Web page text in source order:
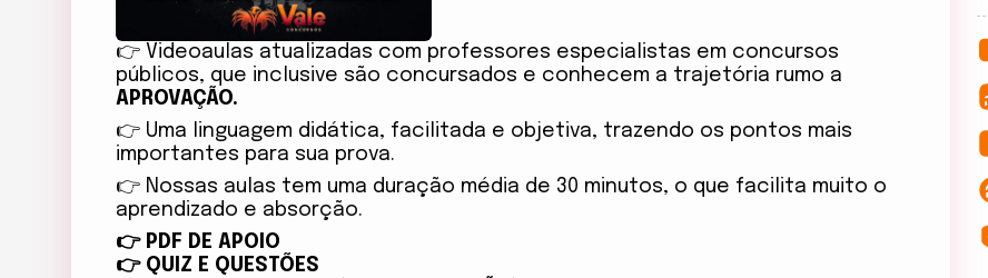
👉 Videoaulas atualizadas com professores especialistas em concursos
públicos, que inclusive são concursados e conhecem a trajetória rumo a
APROVAÇÃO.
👉 Uma linguagem didática, facilitada e objetiva, trazendo os pontos mais
importantes para sua prova.
👉 Nossas aulas tem uma duração média de 30 minutos, o que facilita muito o
aprendizado e absorção.
👉 PDF DE APOIO
👉QUIZ E QUESTÕES